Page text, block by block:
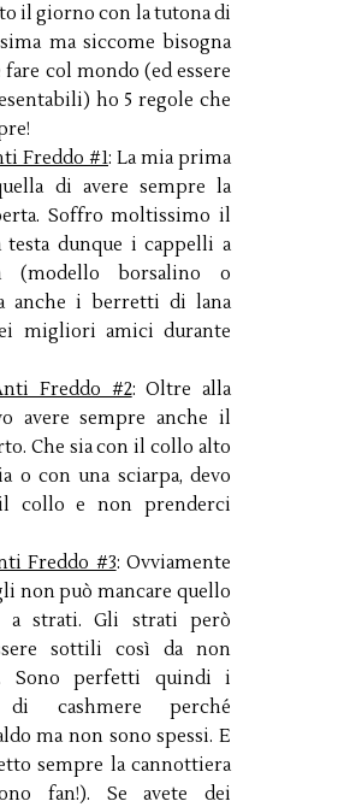
il giorno con la tutona di
ma siccome bisogna
fare col mondo (ed essere
ho 5 regole che
Freddo #1: La mia prima
di avere sempre la
Soffro moltissimo il
testa dunque i cappelli a
(modello borsalino o
anche i berretti di lana
migliori amici durante
Freddo #2: Oltre alla
avere sempre anche il
Che sia con il collo alto
o con una sciarpa, devo
collo e non prenderci
Freddo #3: Ovviamente
non può mancare quello
a strati. Gli strati però
sottili così da non
Sono perfetti quindi i
di cashmere perché
ma non sono spessi. E
sempre la cannottiera
fan!). Se avete dei